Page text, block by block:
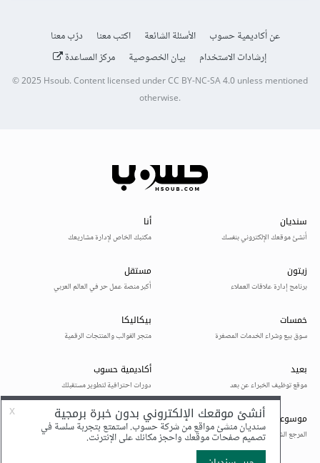
عن أكاديمية حسوب الأسئلة الشائعة اكتب معنا
درّب معنا
إرشادات الاستخدام
بيان الخصوصية مركز المساعدة
© 2025Hsoub.Content licensed underCC BY-NC-SA 4.0unless mentioned
otherwise.